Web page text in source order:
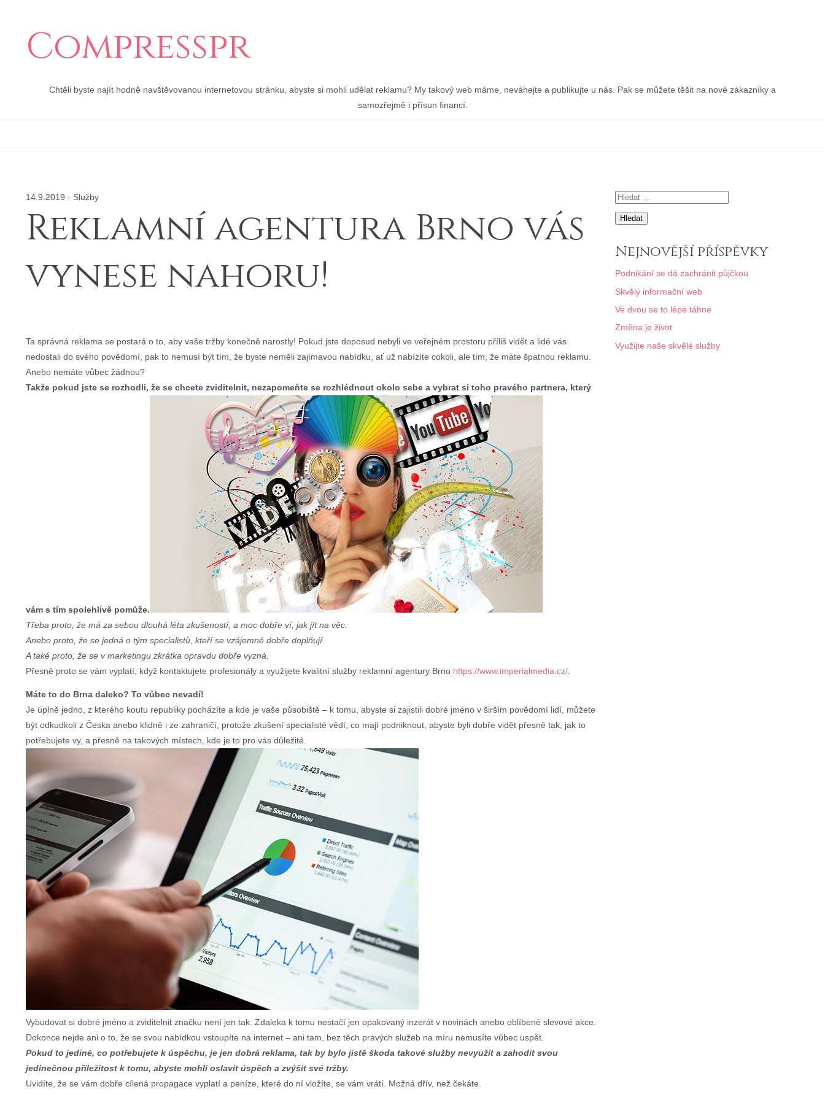
Compresspr
Chtěli byste najít hodně navštěvovanou internetovou stránku, abyste si mohli udělat reklamu? My takový web máme, neváhejte a publikujte u nás. Pak se můžete těšit na nové zákazníky a
samozřejmě i přísun financí.
14.9.2019 - Služby
Reklamní agentura Brno vás
vynese nahoru!
Ta správná reklama se postará o to, aby vaše tržby konečně narostly! Pokud jste doposud nebyli ve veřejném prostoru příliš vidět a lidé vás
nedostali do svého povědomí, pak to nemusí být tím, že byste neměli zajímavou nabídku, ať už nabízíte cokoli, ale tím, že máte špatnou reklamu.
Anebo nemáte vůbec žádnou?
Takže pokud jste se rozhodli, že se chcete zviditelnit, nezapomeňte se rozhlédnout okolo sebe a vybrat si toho pravého partnera, který
vám s tím spolehlivě pomůže.
Třeba proto, že má za sebou dlouhá léta zkušeností, a moc dobře ví, jak jít na věc.
Anebo proto, že se jedná o tým specialistů, kteří se vzájemně dobře doplňují.
A také proto, že se v marketingu zkrátka opravdu dobře vyzná.
Přesně proto se vám vyplatí, když kontaktujete profesionály a využijete kvalitní služby reklamní agentury Brno https://www.imperialmedia.cz/.
Máte to do Brna daleko? To vůbec nevadí!
Je úplně jedno, z kterého koutu republiky pocházíte a kde je vaše působiště – k tomu, abyste si zajistili dobré jméno v širším povědomí lidí, můžete
být odkudkoli z Česka anebo klidně i ze zahraničí, protože zkušení specialisté vědí, co mají podniknout, abyste byli dobře vidět přesně tak, jak to
potřebujete vy, a přesně na takových místech, kde je to pro vás důležité.
Vybudovat si dobré jméno a zviditelnit značku není jen tak. Zdaleka k tomu nestačí jen opakovaný inzerát v novinách anebo oblíbené slevové akce.
Dokonce nejde ani o to, že se svou nabídkou vstoupíte na internet – ani tam, bez těch pravých služeb na míru nemusíte vůbec uspět.
Pokud to jediné, co potřebujete k úspěchu, je jen dobrá reklama, tak by bylo jistě škoda takové služby nevyužít a zahodit svou
jedinečnou příležitost k tomu, abyste mohli oslavit úspěch a zvýšit své tržby.
Uvidíte, že se vám dobře cílená propagace vyplatí a peníze, které do ní vložíte, se vám vrátí. Možná dřív, než čekáte.
Vyhledávání
Nejnovější příspěvky
Podnikání se dá zachránit půjčkou
Skvělý informační web
Ve dvou se to lépe táhne
Změna je život
Využijte naše skvělé služby